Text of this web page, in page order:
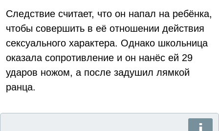
Следствие считает, что он напал на ребёнка,
чтобы совершить в её отношении действия
сексуального характера. Однако школьница
оказала сопротивление и он нанёс ей 29
ударов ножом, а после задушил лямкой
ранца.